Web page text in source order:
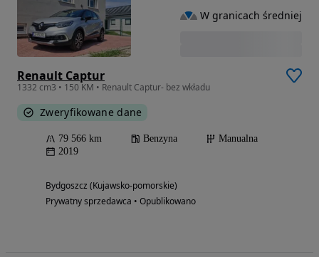
Renault Captur
1332 cm3 • 150 KM • Renault Captur- bez wkładu
Zweryfikowane dane
79 566 km Benzyna
Manualna
2019
Bydgoszcz (Kujawsko-pomorskie)
Prywatny sprzedawca • Opublikowano
W granicach średniej